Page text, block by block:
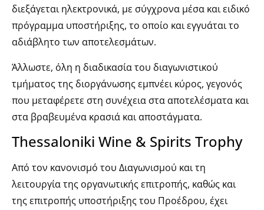
διεξάγεται ηλεκτρονικά, με σύγχρονα μέσα και ειδικό
πρόγραμμα υποστήριξης, το οποίο και εγγυάται το
αδιάβλητο των αποτελεσμάτων.
Άλλωστε, όλη η διαδικασία του διαγωνιστικού
τμήματος της διοργάνωσης εμπνέει κύρος, γεγονός
που μεταφέρετε στη συνέχεια στα αποτελέσματα και
στα βραβευμένα κρασιά και αποστάγματα.
Thessaloniki Wine & Spirits Trophy
Από τον κανονισμό του Διαγωνισμού και τη
λειτουργία της οργανωτικής επιτροπής, καθώς και
της επιτροπής υποστήριξης του Προέδρου, έχει